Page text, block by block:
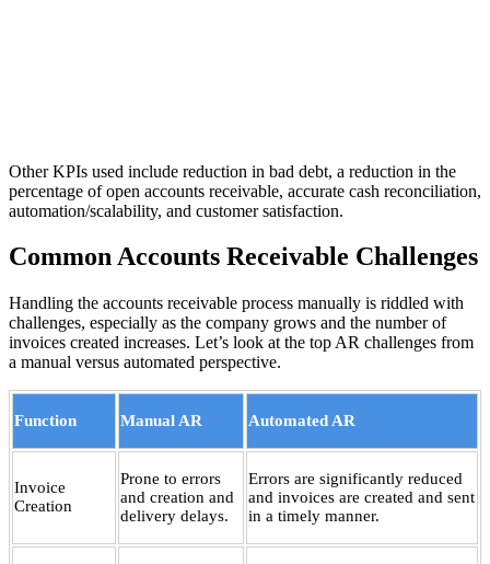
Other KPIs used include reduction in bad debt, a reduction in the
percentage of open accounts receivable, accurate cash reconciliation,
automation/scalability, and customer satisfaction.
Common Accounts Receivable Challenges
Handling the accounts receivable process manually is riddled with
challenges, especially as the company grows and the number of
invoices created increases. Let’s look at the top AR challenges from
a manual versus automated perspective.
Function Manual AR Automated AR
Invoice
Creation
Prone to errors
and creation and
delivery delays.
Errors are significantly reduced
and invoices are created and sent
in a timely manner.